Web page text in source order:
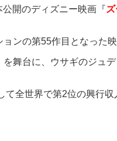
開のディズニー映画『
ョンの第55作目となった
舞台に、ウサギのジュ
て全世界で第2位の興行